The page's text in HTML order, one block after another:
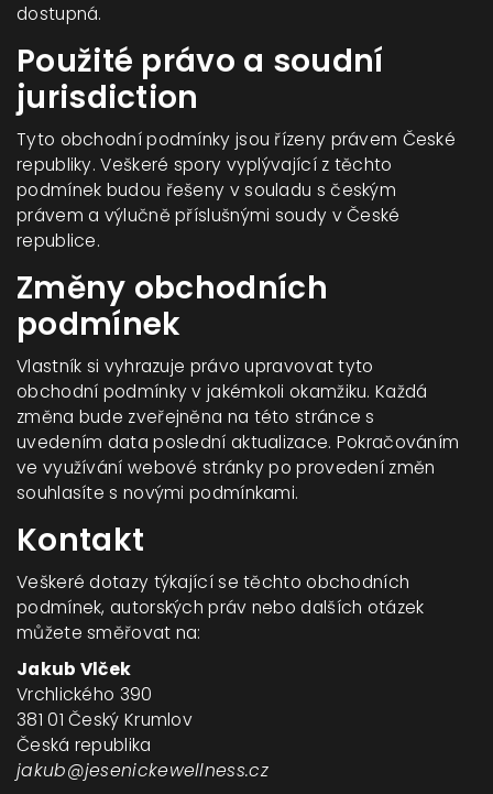
dostupná.
Použité právo a soudní
jurisdiction
Tyto obchodní podmínky jsou řízeny právem České
republiky. Veškeré spory vyplývající z těchto
podmínek budou řešeny v souladu s českým
právem a výlučně příslušnými soudy v České
republice.
Změny obchodních
podmínek
Vlastník si vyhrazuje právo upravovat tyto
obchodní podmínky v jakémkoli okamžiku. Každá
změna bude zveřejněna na této stránce s
uvedením data poslední aktualizace. Pokračováním
ve využívání webové stránky po provedení změn
souhlasíte s novými podmínkami.
Kontakt
Veškeré dotazy týkající se těchto obchodních
podmínek, autorských práv nebo dalších otázek
můžete směřovat na:
Jakub Vlček
Vrchlického 390
381 01 Český Krumlov
Česká republika
jakub@jesenickewellness.cz